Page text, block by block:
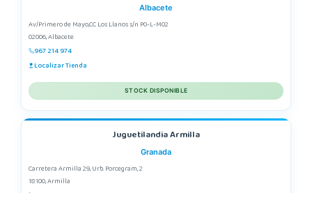
Albacete
Av/Primero de Mayo,CC Los Llanos s/n P0-L-M02
02006, Albacete
967 214 974
Localizar Tienda
STOCK DISPONIBLE
Juguetilandia Armilla
Granada
Carretera Armilla 29, Urb. Porcegram, 2
18100, Armilla